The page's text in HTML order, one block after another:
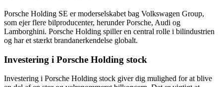
Porsche Holding SE er moderselskabet bag Volkswagen Group,
som ejer flere bilproducenter, herunder Porsche, Audi og
Lamborghini. Porsche Holding spiller en central rolle i bilindustrien
og har et stærkt brandanerkendelse globalt.
Investering i Porsche Holding stock
Investering i Porsche Holding stock giver dig mulighed for at blive